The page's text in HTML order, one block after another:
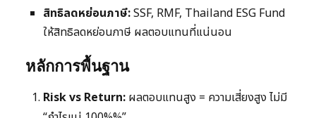
สิทธิลดหย่อนภาษี:SSF, RMF, Thailand ESG Fund
ให้สิทธิลดหย่อนภาษี ผลตอบแทนที่แน่นอน
หลักการพื้นฐาน
Risk vs Return: ผลตอบแทนสูง = ความเสี่ยงสูง ไม่มี